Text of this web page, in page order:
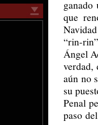
ganado
que
“rin-
Ángel
verdad,
aún no
su
Penal
paso